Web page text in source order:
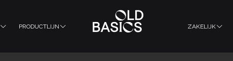
PRODUCTLIJN ZAKELIJK